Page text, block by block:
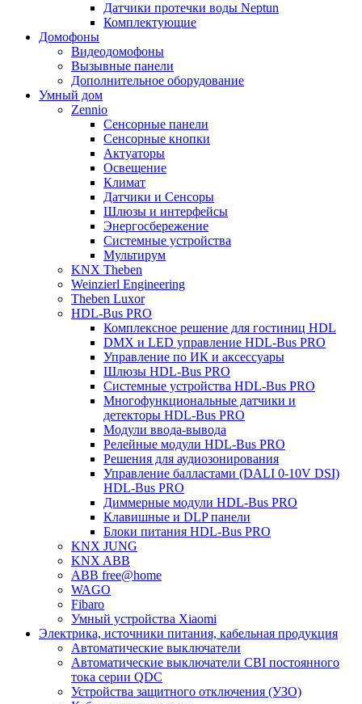
Датчики протечки воды Neptun
Комплектующие
Домофоны
Видеодомофоны
Вызывные панели
Дополнительное оборудование
Умный дом
Zennio
Сенсорные панели
Сенсорные кнопки
Актуаторы
Освещение
Климат
Датчики и Сенсоры
Шлюзы и интерфейсы
Энергосбережение
Системные устройства
Мультирум
KNX Theben
Weinzierl Engineering
Theben Luxor
HDL-Bus PRO
Комплексное решение для гостиниц HDL
DMX и LED управление HDL-Bus PRO
Управление по ИК и аксессуары
Шлюзы HDL-Bus PRO
Системные устройства HDL-Bus PRO
Многофункциональные датчики и
детекторы HDL-Bus PRO
Модули ввода-вывода
Релейные модули HDL-Bus PRO
Решения для аудиозонирования
Управление балластами (DALI 0-10V DSI)
HDL-Bus PRO
Диммерные модули HDL-Bus PRO
Клавишные и DLP панели
Блоки питания HDL-Bus PRO
KNX JUNG
KNX ABB
ABB free@home
WAGO
Fibaro
Умный устройства Xiaomi
Электрика, источники питания, кабельная продукция
Автоматические выключатели
Автоматические выключатели CBI постоянного
тока серии QDC
Устройства защитного отключения (УЗО)